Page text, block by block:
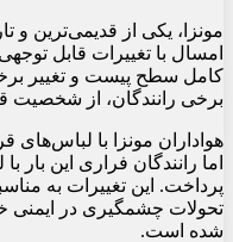
مونزا، یکی از قدیمی‌ترین
امسال با تغییرات قابل
کامل سطح پیست و تغییر
برخی رانندگان، از
هواداران مونزا با لباس‌های
اما رانندگان فراری این بار
پرداخت. این تغییرات به
تحولات چشمگیری در ایمنی
شده است.